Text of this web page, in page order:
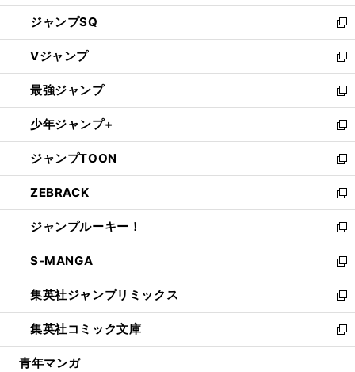
し
い
ウ
ィ
ン
ド
ウ
で
開
く
ジャンプSQ
新
し
い
ウ
ィ
ン
ド
ウ
で
開
く
Vジャンプ
新
し
い
ウ
ィ
ン
ド
ウ
で
開
く
最強ジャンプ
新
し
い
ウ
ィ
ン
ド
ウ
で
開
く
少年ジャンプ+
新
し
い
ウ
ィ
ン
ド
ウ
で
開
く
ジャンプTOON
新
し
い
ウ
ィ
ン
ド
ウ
で
開
く
ZEBRACK
新
し
い
ウ
ィ
ン
ド
ウ
で
開
ジャンプルーキー！
新
し
い
ウ
ィ
ン
ド
ウ
S-MANGA
新
し
い
ウ
ィ
ン
集英社ジャンプリミックス
新
し
い
ウ
集英社コミック文庫
新
し
青年マンガ